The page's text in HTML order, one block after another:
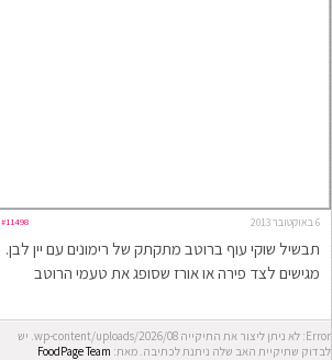
6 באוקטובר 2013 #11498
תבשיל שוקי עוף ברוטב מתקתק של רימונים עם יין לבן.
מגישים לצד פירה או אורז שסופג את טעמי הרוטב
Error: לא ניתן ליצור את התיקייה wp-content/uploads/2026/08. יש
לבדוק שתיקיית האב שלה ניתנת לכתיבה. מאת: FoodPage Team